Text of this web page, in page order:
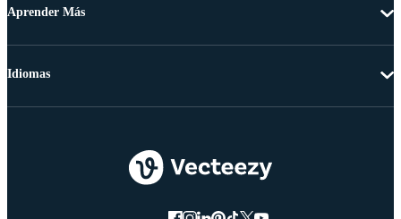
Aprender Más
Idiomas